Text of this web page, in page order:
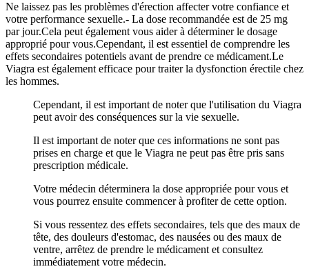
Ne laissez pas les problèmes d'érection affecter votre confiance et
votre performance sexuelle.- La dose recommandée est de 25 mg
par jour.Cela peut également vous aider à déterminer le dosage
approprié pour vous.Cependant, il est essentiel de comprendre les
effets secondaires potentiels avant de prendre ce médicament.Le
Viagra est également efficace pour traiter la dysfonction érectile chez
les hommes.
Cependant, il est important de noter que l'utilisation du Viagra
peut avoir des conséquences sur la vie sexuelle.
Il est important de noter que ces informations ne sont pas
prises en charge et que le Viagra ne peut pas être pris sans
prescription médicale.
Votre médecin déterminera la dose appropriée pour vous et
vous pourrez ensuite commencer à profiter de cette option.
Si vous ressentez des effets secondaires, tels que des maux de
tête, des douleurs d'estomac, des nausées ou des maux de
ventre, arrêtez de prendre le médicament et consultez
immédiatement votre médecin.